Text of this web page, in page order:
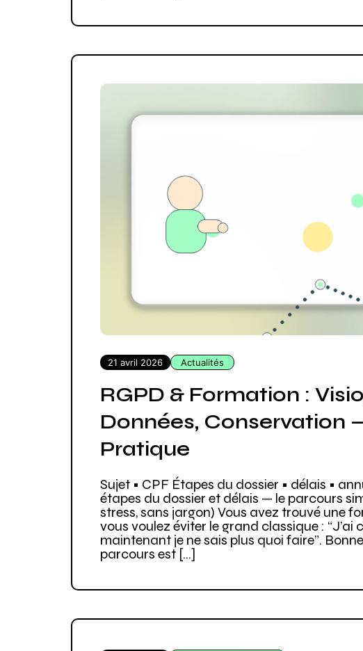
21 avril 2026 Actualités
RGPD & Formation :
Données, Conservation
Pratique
Sujet • CPF Étapes du dossier • délais •
étapes du dossier et délais — le parcours
stress, sans jargon) Vous avez trouvé une
vous voulez éviter le grand classique : “J’ai
maintenant je ne sais plus quoi faire”.
parcours est […]